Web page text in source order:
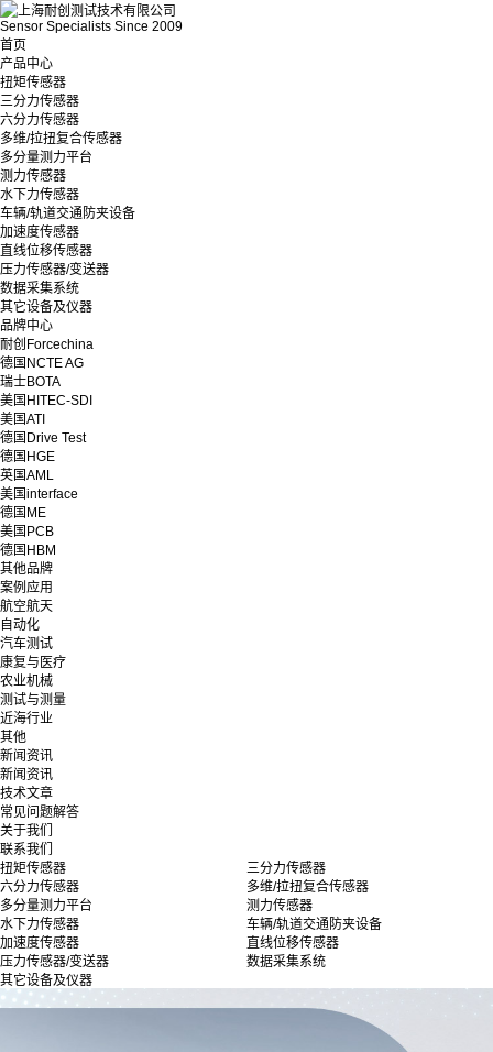
Sensor Specialists Since 2009
首页
产品中心
扭矩传感器
三分力传感器
六分力传感器
多维/拉扭复合传感器
多分量测力平台
测力传感器
水下力传感器
车辆/轨道交通防夹设备
加速度传感器
直线位移传感器
压力传感器/变送器
数据采集系统
其它设备及仪器
品牌中心
耐创Forcechina
德国NCTE AG
瑞士BOTA
美国HITEC-SDI
美国ATI
德国Drive Test
德国HGE
英国AML
美国interface
德国ME
美国PCB
德国HBM
其他品牌
案例应用
航空航天
自动化
汽车测试
康复与医疗
农业机械
测试与测量
近海行业
其他
新闻资讯
新闻资讯
技术文章
常见问题解答
关于我们
联系我们
扭矩传感器
三分力传感器
六分力传感器
多维/拉扭复合传感器
多分量测力平台
测力传感器
水下力传感器
车辆/轨道交通防夹设备
加速度传感器
直线位移传感器
压力传感器/变送器
数据采集系统
其它设备及仪器